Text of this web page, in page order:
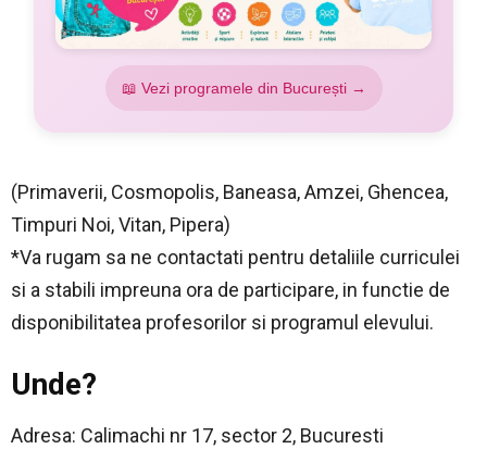
📖 Vezi programele din București →
(Primaverii, Cosmopolis, Baneasa, Amzei, Ghencea,
Timpuri Noi, Vitan, Pipera)
*Va rugam sa ne contactati pentru detaliile curriculei
si a stabili impreuna ora de participare, in functie de
disponibilitatea profesorilor si programul elevului.
Unde?
Adresa: Calimachi nr 17, sector 2, Bucuresti